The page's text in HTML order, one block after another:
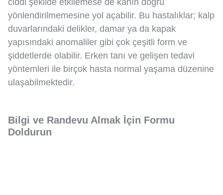
ciddi şekilde etkilemese de kanın doğru
yönlendirilmemesine yol açabilir. Bu hastalıklar; kalp
duvarlarındaki delikler, damar ya da kapak
yapısındaki anomaliler gibi çok çeşitli form ve
şiddetlerde olabilir. Erken tanı ve gelişen tedavi
yöntemleri ile birçok hasta normal yaşama düzenine
ulaşabilmektedir.
Bilgi ve Randevu Almak İçin Formu
Doldurun